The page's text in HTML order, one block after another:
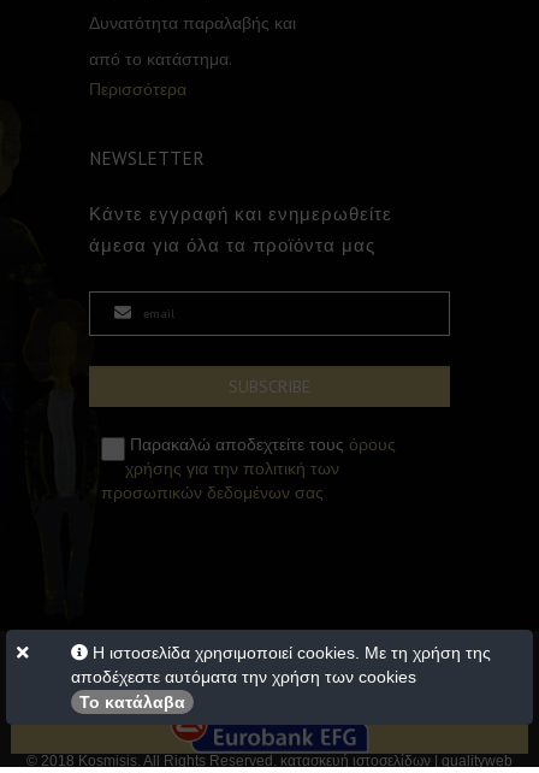
Δυνατότητα παραλαβής και
από το κατάστημα.
Περισσότερα
NEWSLETTER
Κάντε εγγραφή και ενημερωθείτε
άμεσα για όλα τα προϊόντα μας
Παρακαλώ αποδεχτείτε τους όρους
χρήσης για την πολιτική των
προσωπικών δεδομένων σας
© 2018 Kosmisis. All Rights Reserved. κατασκευή ιστοσελίδων | qualityweb
Η ιστοσελίδα χρησιμοποιεί cookies. Με τη χρήση της
αποδέχεστε αυτόματα την χρήση των cookies
Το κατάλαβα